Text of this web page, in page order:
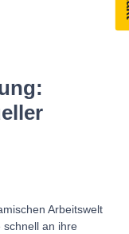
Arbeitswelt
schnell an ihre